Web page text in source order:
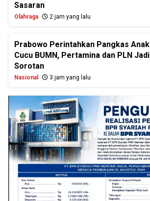
Sasaran
Olahraga 2 jam yang lalu
Prabowo Perintahkan Pangkas Anak
Cucu BUMN, Pertamina dan PLN Jadi
Sorotan
Nasional 3 jam yang lalu